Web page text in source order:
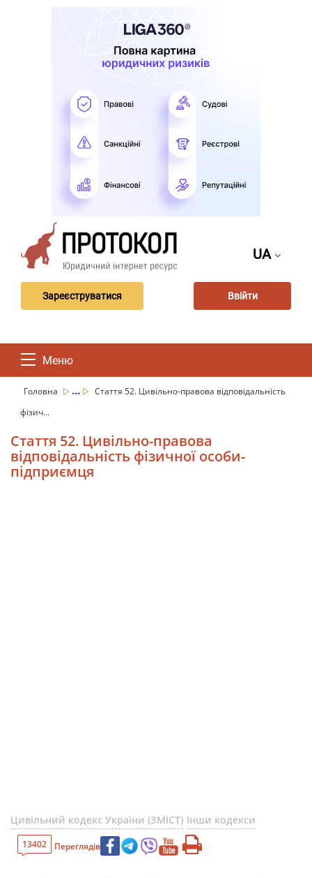
UA
Зареєструватися Ввійти
Меню
Головна ...
Стаття 52. Цивільно-правова відповідальність
фізич...
Стаття 52. Цивільно-правова
відповідальність фізичної особи-
підприємця
Цивільний кодекс України (ЗМІСТ) Інши кодекси
13402 Переглядів